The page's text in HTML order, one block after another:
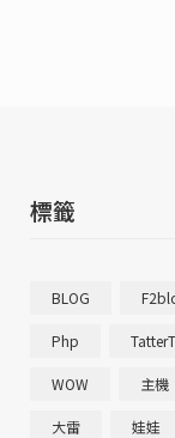
標籤
BLOG
Php
WOW 主機
大雷 娃娃